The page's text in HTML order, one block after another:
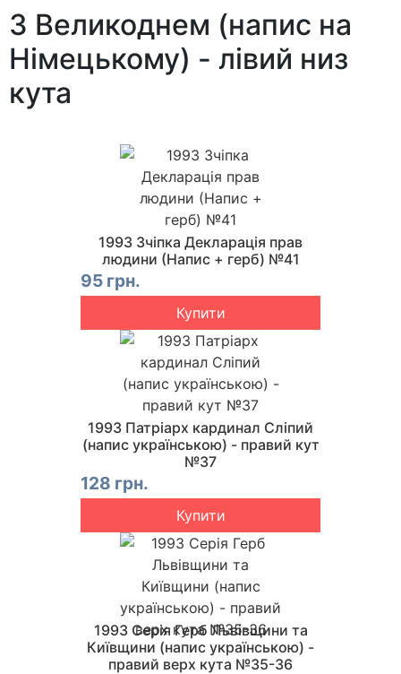
З Великоднем (напис на
Німецькому) - лівий низ
кута
1993 Зчіпка Декларація прав
людини (Напис + герб) №41
95 грн.
Купити
1993 Патріарх кардинал Сліпий
(напис українською) - правий кут
№37
128 грн.
Купити
1993 Серія Герб Львівщини та
Київщини (напис українською) -
правий верх кута №35-36